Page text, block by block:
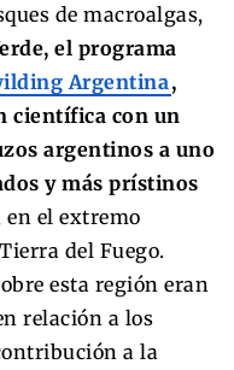
de macroalgas,
el programa
Argentina,
científica con un
argentinos a uno
y más prístinos
en el extremo
del Fuego.
esta región eran
relación a los
a la